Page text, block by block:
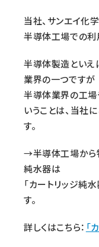
当社、サンエイ化
半導体工場での利
半導体製造といえ
業界の一つですが
半導体業界の工場
いうことは、当社
す。
→半導体工場から
純水器は
「カートリッジ純
す。
詳しくはこちら： 「